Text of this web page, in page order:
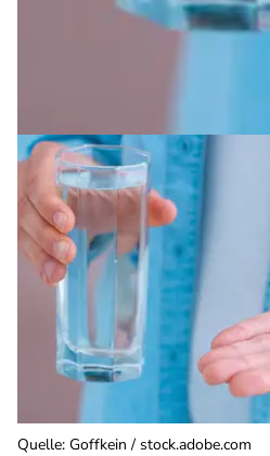
Quelle: Goffkein / stock.adobe.com